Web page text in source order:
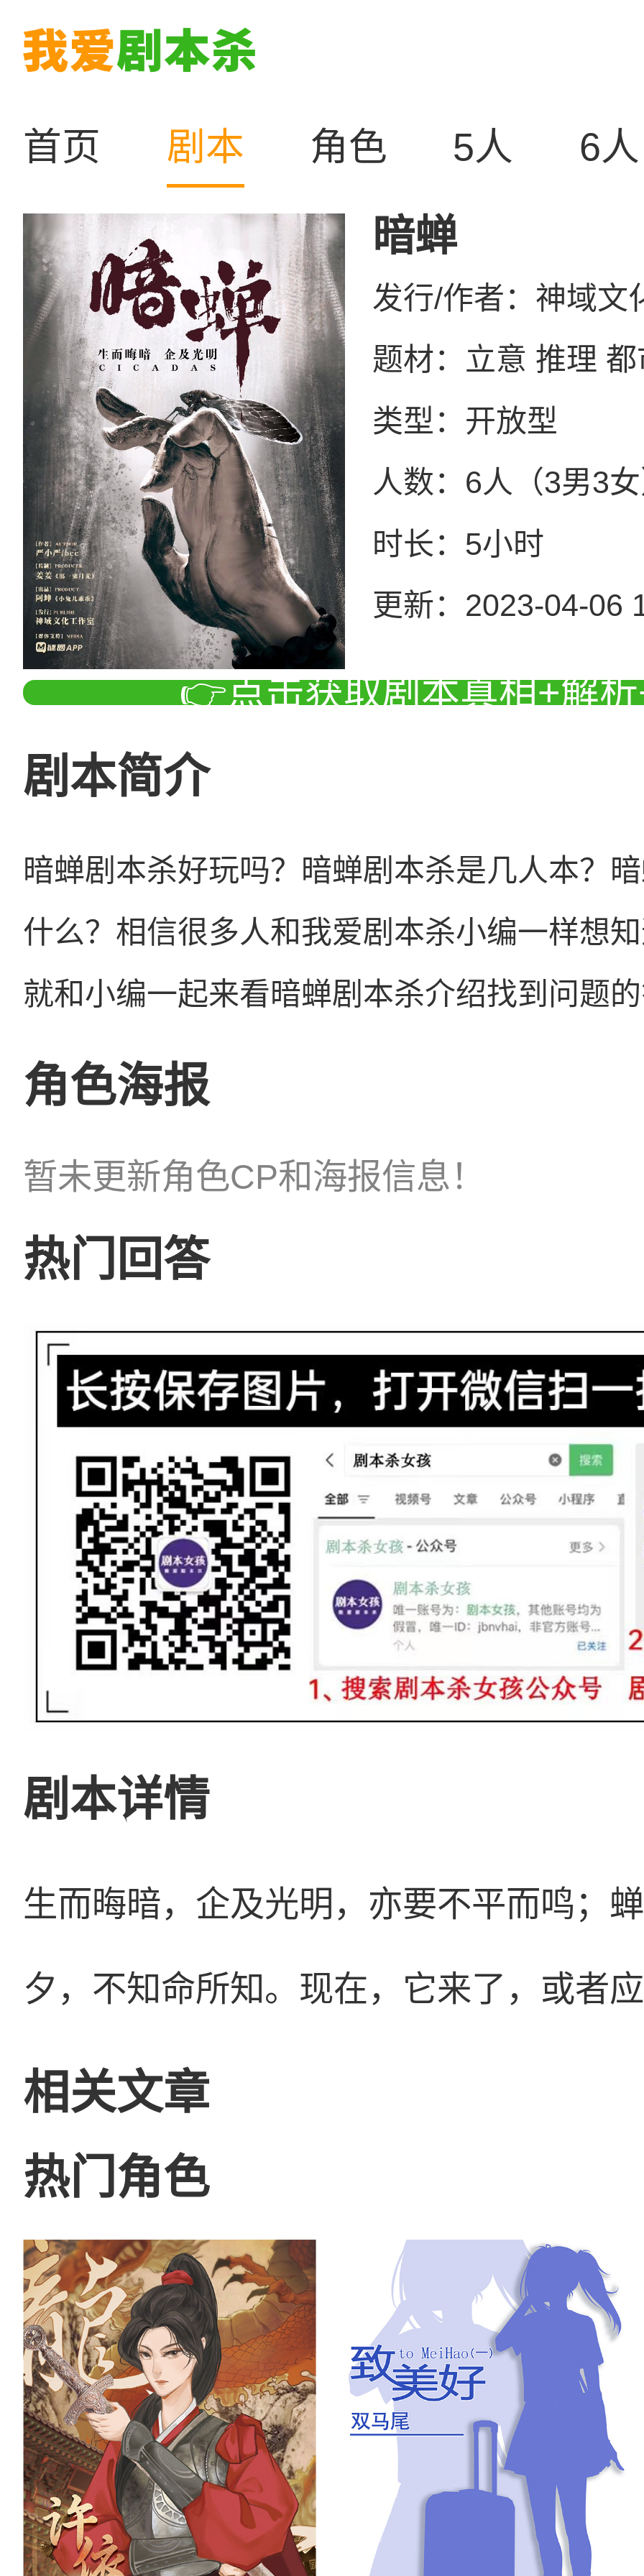
首页 剧本 角色 5人 6人
暗蝉
发行/作者： 神域文
题材：立意 推理
类型： 开放型
人数： 6人（3男3
时长： 5小时
更新： 2023-04-06
👉点击获取剧本真相+解
剧本简介
暗蝉剧本杀好玩吗？暗蝉剧本杀是几人本？
什么？相信很多人和我爱剧本杀小编一样想
就和小编一起来看暗蝉剧本杀介绍找到问题
角色海报
暂未更新角色CP和海报信息！
热门回答
剧本详情
生而晦暗，企及光明，亦要不平而鸣；
夕，不知命所知。现在，它来了，或者
相关文章
热门角色